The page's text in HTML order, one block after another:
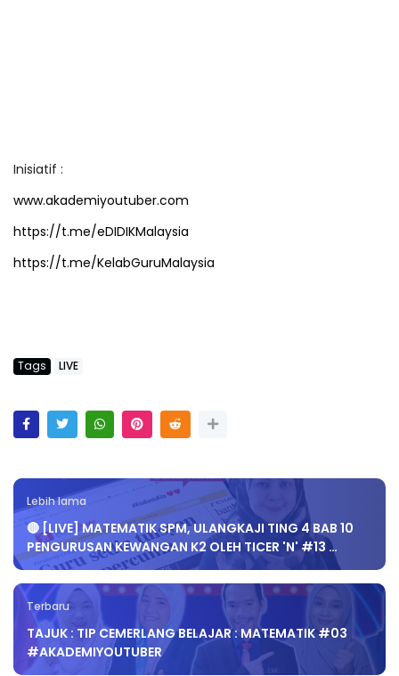
Inisiatif :
www.akademiyoutuber.com
https://t.me/eDIDIKMalaysia
https://t.me/KelabGuruMalaysia
Tags LIVE
Lebih lama
🔴 [LIVE] MATEMATIK SPM, ULANGKAJI TING 4 BAB 10
PENGURUSAN KEWANGAN K2 OLEH TICER 'N' #13 …
Terbaru
TAJUK : TIP CEMERLANG BELAJAR : MATEMATIK #03
#AKADEMIYOUTUBER